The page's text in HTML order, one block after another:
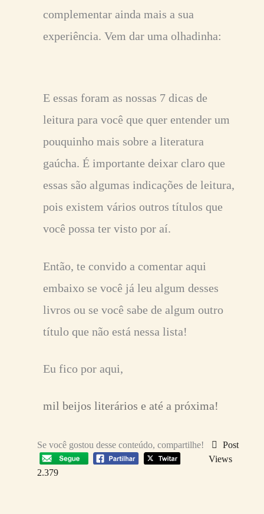
complementar ainda mais a sua
experiência. Vem dar uma olhadinha:
E essas foram as nossas 7 dicas de
leitura para você que quer entender um
pouquinho mais sobre a literatura
gaúcha. É importante deixar claro que
essas são algumas indicações de leitura,
pois existem vários outros títulos que
você possa ter visto por aí.
Então, te convido a comentar aqui
embaixo se você já leu algum desses
livros ou se você sabe de algum outro
título que não está nessa lista!
Eu fico por aqui,
mil beijos literários e até a próxima!
Se você gostou desse conteúdo, compartilhe!
Post
Views
2.379